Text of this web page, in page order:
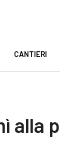
CANTIERI
alla